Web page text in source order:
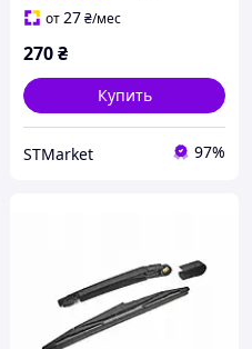
от27₴/мес
270₴
Купить
STMarket 97%